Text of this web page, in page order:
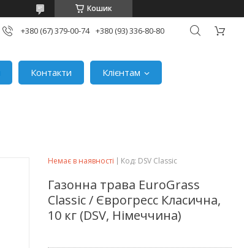
Кошик
+380 (67) 379-00-74 +380 (93) 336-80-80
Контакти
Клієнтам
Немає в наявності Код: DSV Classic
Газонна трава EuroGrass
Classic / Єврогресс Класична,
10 кг (DSV, Німеччина)